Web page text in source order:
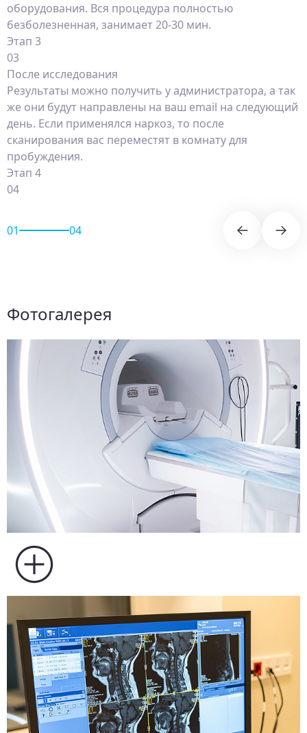
оборудования. Вся процедура полностью
безболезненная, занимает 20-30 мин.
Этап 3
03
После исследования
Результаты можно получить у администратора, а так
же они будут направлены на ваш email на следующий
день. Если применялся наркоз, то после
сканирования вас переместят в комнату для
пробуждения.
Этап 4
04
01 04
Фотогалерея